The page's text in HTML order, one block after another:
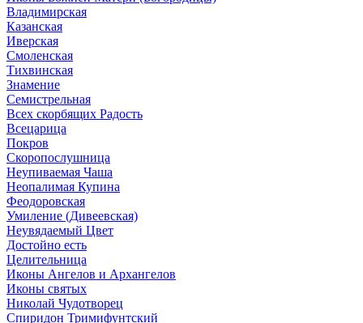
Владимирская
Казанская
Иверская
Смоленская
Тихвинская
Знамение
Семистрельная
Всех скорбящих Радость
Всецарица
Покров
Скоропослушница
Неупиваемая Чаша
Неопалимая Купина
Феодоровская
Умиление (Дивеевская)
Неувядаемый Цвет
Достойно есть
Целительница
Иконы Ангелов и Архангелов
Иконы святых
Николай Чудотворец
Спиридон Тримифунтский